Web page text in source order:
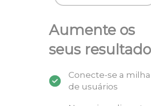
Aumente os
seus
Conecte-se a
de usuários